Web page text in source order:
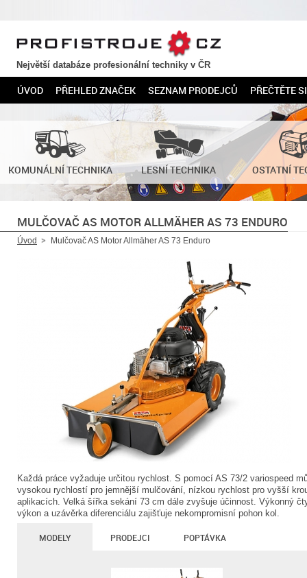
PROFISTROJE.CZ
Největší databáze profesionální techniky v ČR
ÚVOD PŘEHLED ZNAČEK SEZNAM PRODEJCŮ PŘEČTĚTE SI
KOMUNÁLNÍ TECHNIKA LESNÍ TECHNIKA OSTATNÍ
MULČOVAČ AS MOTOR ALLMÄHER AS 73 ENDURO
Úvod Mulčovač AS Motor Allmäher AS 73 Enduro
Každá práce vyžaduje určitou rychlost. S pomocí AS 73/2 variospeed
vysokou rychlostí pro jemnější mulčování, nízkou rychlost pro vyšší
aplikacích. Velká šířka sekání 73 cm dále zvyšuje účinnost. Výkonný
výkon a uzávěrka diferenciálu zajišťuje nekompromisní pohon kol.
MODELY PRODEJCI POPTÁVKA